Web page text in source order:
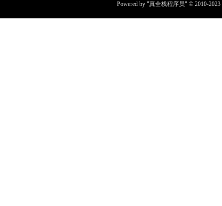
Powered by "真全栈程序员" © 2010-2023